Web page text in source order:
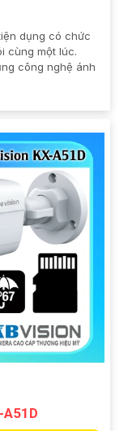
dụng có chức
cùng một lúc.
công nghệ ánh
A51D